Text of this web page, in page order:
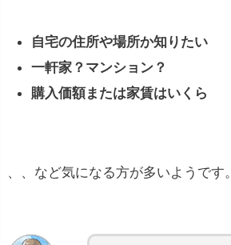
自宅の住所や場所か知りたい
一軒家？マンション？
購入価額または家賃はいくら
、、など気になる方が多いようです。